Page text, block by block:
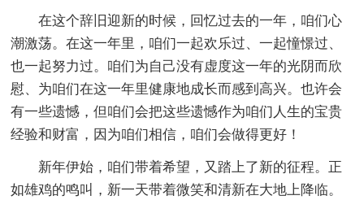
在这个辞旧迎新的时候，回忆过去的一年，咱们心
潮激荡。在这一年里，咱们一起欢乐过、一起憧憬过、
也一起努力过。咱们为自己没有虚度这一年的光阴而欣
慰、为咱们在这一年里健康地成长而感到高兴。也许会
有一些遗憾，但咱们会把这些遗憾作为咱们人生的宝贵
经验和财富，因为咱们相信，咱们会做得更好！
新年伊始，咱们带着希望，又踏上了新的征程。正
如雄鸡的鸣叫，新一天带着微笑和清新在大地上降临。